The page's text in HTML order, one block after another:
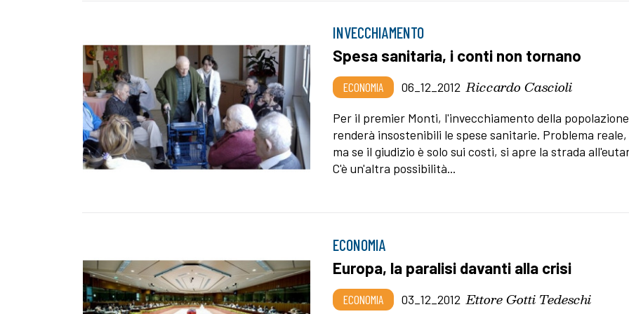
INVECCHIAMENTO
Spesa sanitaria, i conti non tornano
ECONOMIA 06_12_2012 Riccardo Cascioli
Per il premier Monti, l'invecchiamento della popolazione
renderà insostenibili le spese sanitarie. Problema reale,
ma se il giudizio è solo sui costi, si apre la strada
C'è un'altra possibilità...
ECONOMIA
Europa, la paralisi davanti alla crisi
ECONOMIA 03_12_2012 Ettore Gotti Tedeschi